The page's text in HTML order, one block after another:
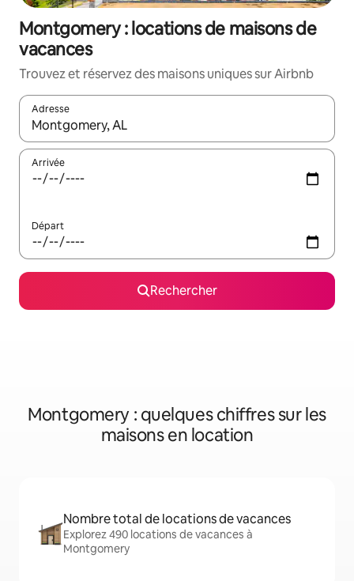
Montgomery : locations de maisons de
vacances
Trouvez et réservez des maisons uniques sur Airbnb
Adresse
Lorsque les résultats s'affichent, utilisez les flèches vers le
Arrivée
Départ
Rechercher
Montgomery : quelques chiffres sur les
maisons en location
Nombre total de locations de vacances
Explorez 490 locations de vacances à
Montgomery